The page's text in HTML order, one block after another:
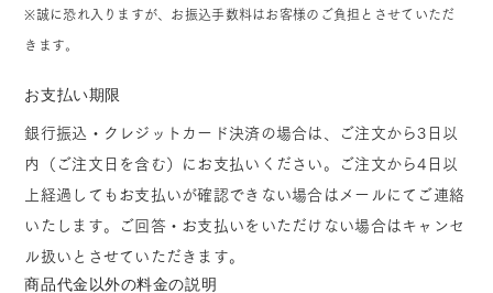
※誠に恐れ入りますが、お振込手数料はお客様のご負担とさせていただ
きます。
お支払い期限
銀行振込・クレジットカード決済の場合は、ご注文から3日以
内（ご注文日を含む）にお支払いください。ご注文から4日以
上経過してもお支払いが確認できない場合はメールにてご連絡
いたします。ご回答・お支払いをいただけない場合はキャンセ
ル扱いとさせていただきます。
商品代金以外の料金の説明